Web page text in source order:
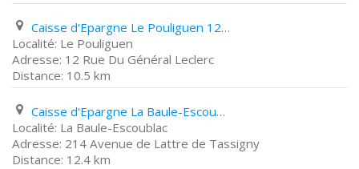
Caisse d'Epargne Le Pouliguen 12 Rue Du Général Leclerc
Le Pouliguen
12 Rue Du Général Leclerc
10.5 km
Caisse d'Epargne La Baule-Escoublac 214 Avenue de Lattre de Tassigny
La Baule-Escoublac
214 Avenue de Lattre de Tassigny
12.4 km